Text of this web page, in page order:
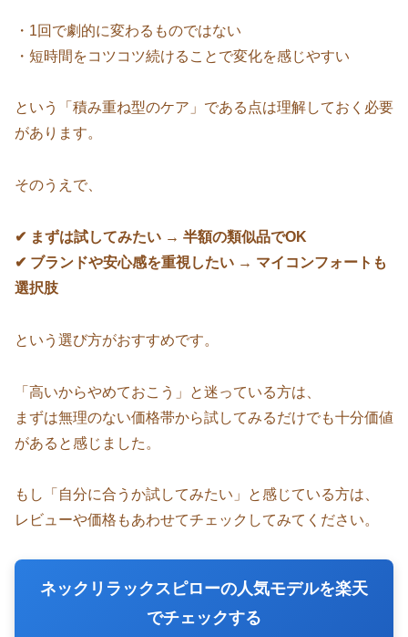
・1回で劇的に変わるものではない
・短時間をコツコツ続けることで変化を感じやすい
という「積み重ね型のケア」である点は理解しておく必要
があります。
そのうえで、
✔ まずは試してみたい → 半額の類似品でOK
✔ ブランドや安心感を重視したい → マイコンフォートも
選択肢
という選び方がおすすめです。
「高いからやめておこう」と迷っている方は、
まずは無理のない価格帯から試してみるだけでも十分価値
があると感じました。
もし「自分に合うか試してみたい」と感じている方は、
レビューや価格もあわせてチェックしてみてください。
ネックリラックスピローの人気モデルを楽天
でチェックする